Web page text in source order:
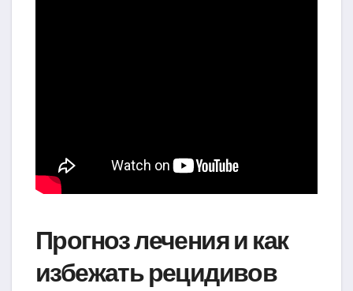
Прогноз лечения и как
избежать рецидивов